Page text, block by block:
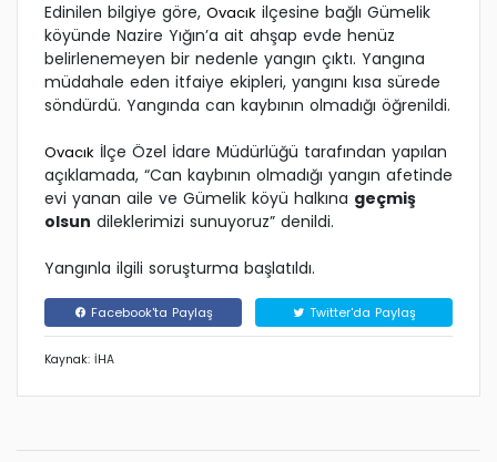
Edinilen bilgiye göre, Ovacık ilçesine bağlı Gümelik
köyünde Nazire Yığın’a ait ahşap evde henüz
belirlenemeyen bir nedenle yangın çıktı. Yangına
müdahale eden itfaiye ekipleri, yangını kısa sürede
söndürdü. Yangında can kaybının olmadığı öğrenildi.
Ovacık İlçe Özel İdare Müdürlüğü tarafından yapılan
açıklamada, “Can kaybının olmadığı yangın afetinde
evi yanan aile ve Gümelik köyü halkına geçmiş
olsun dileklerimizi sunuyoruz” denildi.
Yangınla ilgili soruşturma başlatıldı.
Facebook'ta Paylaş Twitter'da Paylaş
Kaynak: İHA